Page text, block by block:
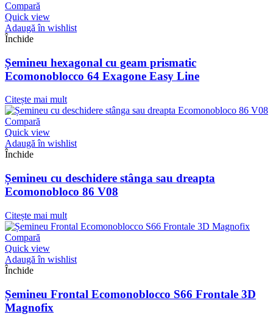
Compară
Quick view
Adaugă în wishlist
Închide
Șemineu hexagonal cu geam prismatic
Ecomonoblocco 64 Exagone Easy Line
Citește mai mult
Compară
Quick view
Adaugă în wishlist
Închide
Șemineu cu deschidere stânga sau dreapta
Ecomonobloco 86 V08
Citește mai mult
Compară
Quick view
Adaugă în wishlist
Închide
Șemineu Frontal Ecomonoblocco S66 Frontale 3D
Magnofix